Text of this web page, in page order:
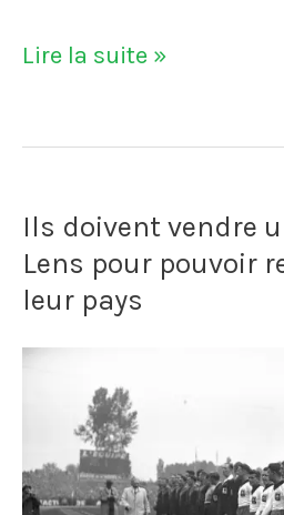
VIDÉO
Bergkamp
une
clause
son
contrat
ne
Lire la suite »
Ils doivent vendre
Lens pour pouvoir
leur pays